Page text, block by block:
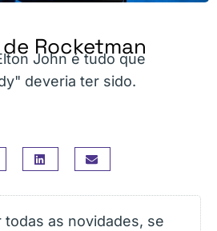
Rocketman
John é tudo que
deveria ter sido.
todas as novidades, se